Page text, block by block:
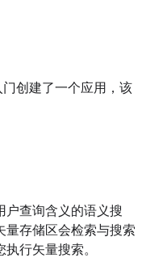
创建了一个应用，该
户查询含义的语义搜
量存储区会检索与搜索
行矢量搜索。